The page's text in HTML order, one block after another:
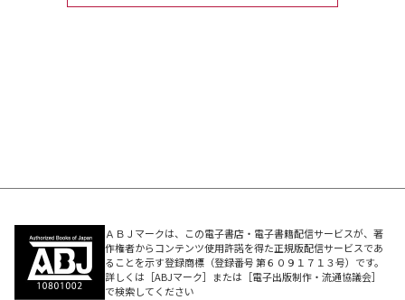
ＡＢＪマークは、この電子書店・電子書籍配信サービスが、著
作権者からコンテンツ使用許諾を得た正規版配信サービスであ
ることを示す登録商標（登録番号 第６０９１７１３号）です。
詳しくは［ABJマーク］または［電子出版制作・流通協議会］
で検索してください